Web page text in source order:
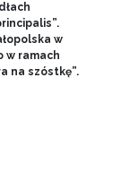
w
w ramach
na szóstkę”.
strona